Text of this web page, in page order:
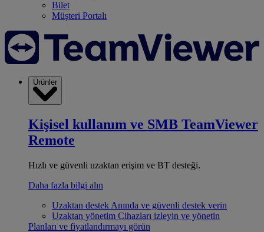
Bilet
Müşteri Portalı
Ürünler
Kişisel kullanım ve SMB TeamViewer
Remote
Hızlı ve güvenli uzaktan erişim ve BT desteği.
Daha fazla bilgi alın
Uzaktan destek Anında ve güvenli destek verin
Uzaktan yönetim Cihazları izleyin ve yönetin
Planları ve fiyatlandırmayı görün